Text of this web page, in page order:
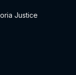
Justice